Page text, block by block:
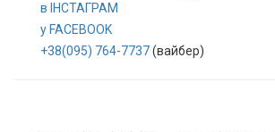
в ІНСТАГРАМ
у FACEBOOK
+38(095) 764-7737(вайбер)